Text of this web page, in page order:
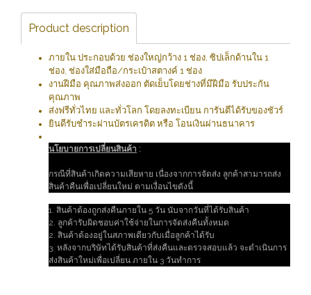
Product description
ภายใน ประกอบด้วย ช่องใหญ่กว้าง 1 ช่อง, ซิปเล็กด้านใน 1
ช่อง, ช่องใส่มือถือ/กระเป๋าสตางค์ 1 ช่อง
งานฝีมือ คุณภาพส่งออก ตัดเย็บโดยช่างที่มีฝีมือ รับประกัน
คุณภาพ
ส่งฟรีทั่วไทย และทั่วโลก โดยลงทะเบียน การันตีได้รับของชัวร์
ยินดีรับชำระผ่านบัตรเครดิต หรือ โอนเงินผ่านธนาคาร
นโยบายการเปลี่ยนสินค้า :
กรณีที่สินค้าเกิดความเสียหาย เนื่องจากการจัดส่ง ลูกค้าสามารถส่ง
สินค้าคืนเพื่อเปลี่ยนใหม่ ตามเงื่อนไขดังนี้
1. สินค้าต้องถูกส่งคืนภายใน 5 วัน นับจากวันที่ได้รับสินค้า
2. ลูกค้ารับผิดชอบค่าใช้จ่ายในการจัดส่งคืนทั้งหมด
2. สินค้าต้องอยู่ในสภาพเดียวกับเมื่อลูกค้าได้รับ
3. หลังจากบริษัทได้รับสินค้าที่ส่งคืนและตรวจสอบแล้ว จะดำเนินการ
ส่งสินค้าใหม่เพื่อเปลี่ยน ภายใน 3 วันทำการ